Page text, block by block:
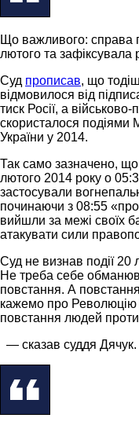
Що важливого: справа
лютого та зафіксувала
Суд прописав, що
відмовилося від
тиск Росії, а
скористалося подіями
України у 2014.
Так само зазначено,
лютого 2014 року о
застосували
починаючи з 08:55
вийшли за межі своїх
атакувати сили
Суд не визнав події 20
Не треба себе
повстання. А
кажемо про Революцію
повстання людей проти
— сказав суддя Дячук.